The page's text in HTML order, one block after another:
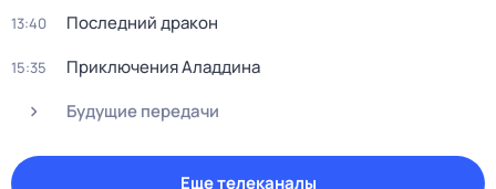
13:40 Последний дракон
15:35
Приключения Аладдина
Будущие передачи
Еще телеканалы